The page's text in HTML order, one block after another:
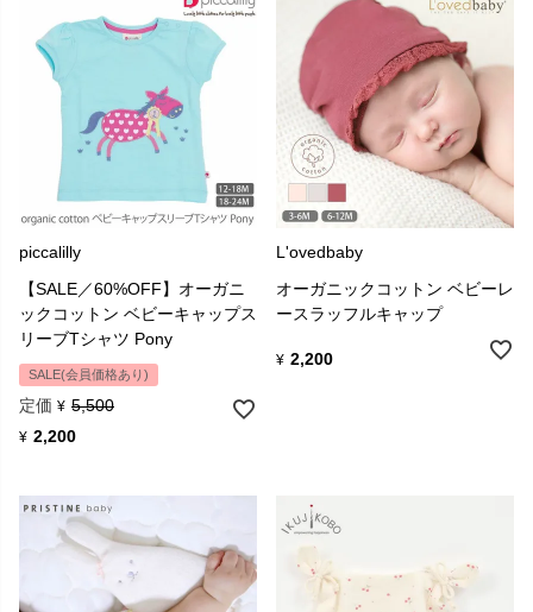
piccalilly
【SALE／60%OFF】オーガニ
ックコットン ベビーキャップス
リーブTシャツ Pony
SALE(会員価格あり)
定価 ¥ 5,500
¥ 2,200
L'ovedbaby
オーガニックコットン ベビーレ
ースラッフルキャップ
¥ 2,200